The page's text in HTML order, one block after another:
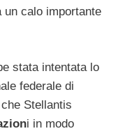
un calo importante
stata intentata lo
federale di
Stellantis
i in modo